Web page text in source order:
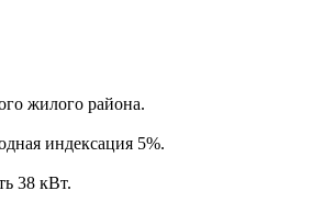
жилого района.
индексация 5%.
38 кВт.